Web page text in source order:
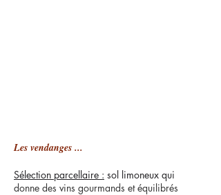
Les vendanges ...
Sélection parcellaire : sol limoneux qui
donne des vins gourmands et équilibrés